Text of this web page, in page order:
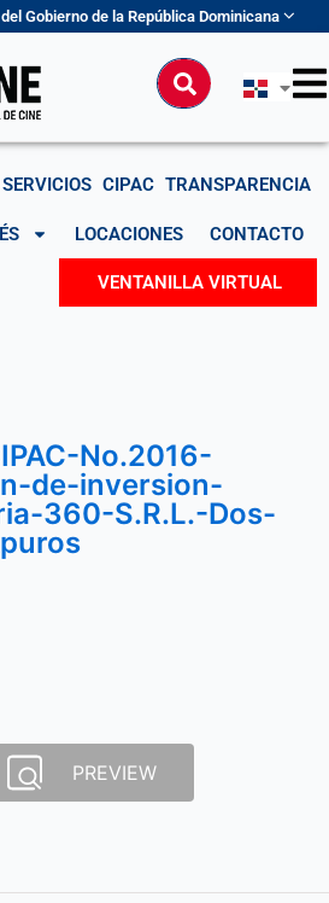
Gobierno de la República Dominicana
Buscar
SERVICIOS CIPAC TRANSPARENCIA
LOCACIONES CONTACTO
VENTANILLA VIRTUAL
No.2016-
de-inversion-
360-S.R.L.-Dos-
PREVIEW